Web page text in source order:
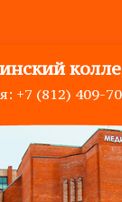
+7 (812) 409-